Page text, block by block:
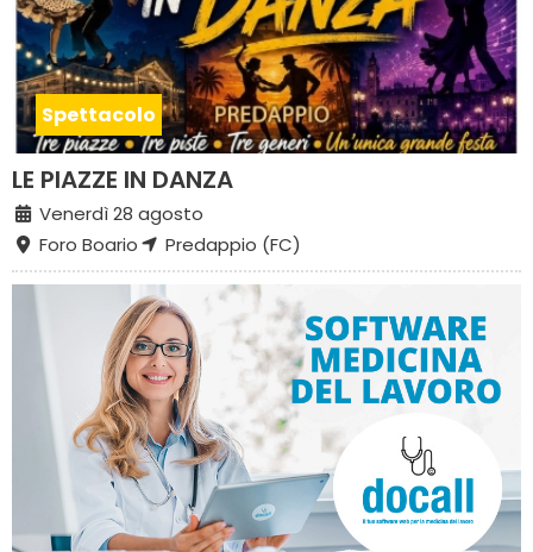
Spettacolo
LE PIAZZE IN DANZA
Venerdì 28 agosto
Foro Boario
Predappio (FC)